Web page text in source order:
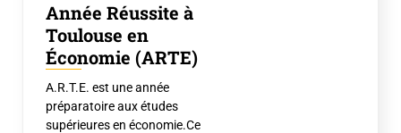
Année Réussite à
Toulouse en
Économie (ARTE)
A.R.T.E. est une année
préparatoire aux études
supérieures en économie.Ce